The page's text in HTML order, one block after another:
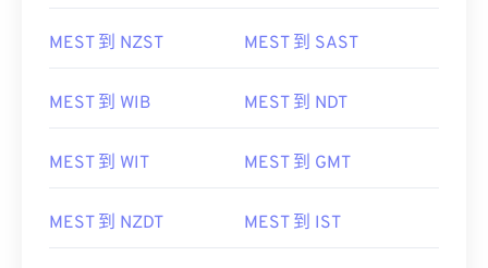
MEST 到 NZST MEST 到 SAST
MEST 到 WIB MEST 到 NDT
MEST 到 WIT MEST 到 GMT
MEST 到 NZDT MEST 到 IST